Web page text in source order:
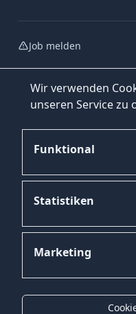
Wir verwenden
unseren Service zu
Funktional
Statistiken
Marketing
Job melden
Jetzt